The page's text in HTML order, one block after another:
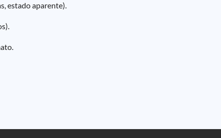
estado aparente).